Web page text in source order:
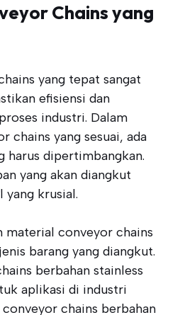
Chains yang
yang tepat sangat
efisiensi dan
industri. Dalam
chains yang sesuai, ada
harus dipertimbangkan.
yang akan diangkut
yang krusial.
material conveyor chains
barang yang diangkut.
berbahan stainless
aplikasi di industri
chains berbahan